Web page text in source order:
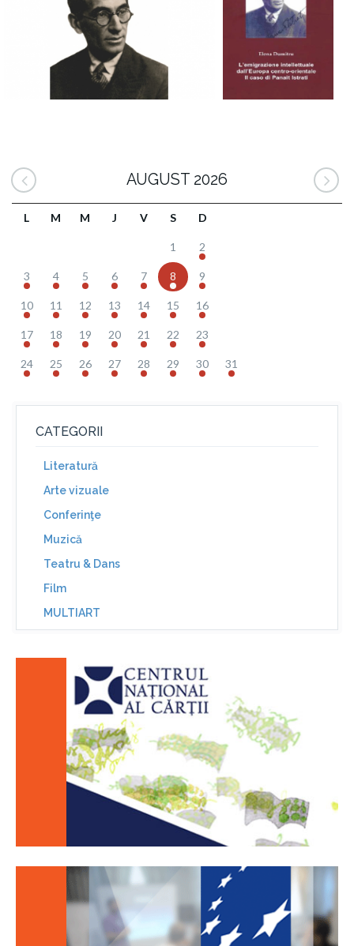
AUGUST 2026
L M M J V S D
1 2
3 4 5 6 7 8 9
10 11 12 13 14 15 16
17 18 19 20 21 22 23
24 25 26 27 28 29 30 31
CATEGORII
Literatură
Arte vizuale
Conferinţe
Muzică
Teatru & Dans
Film
MULTIART